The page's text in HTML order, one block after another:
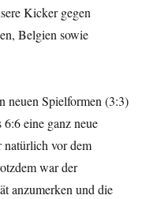
Kicker gegen
Belgien sowie
neuen Spielformen (3:3)
eine ganz neue
natürlich vor dem
war der
anzumerken und die